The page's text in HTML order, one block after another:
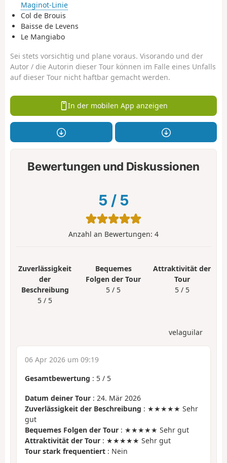
Maginot-Linie
Col de Brouis
Baisse de Levens
Le Mangiabo
Sei stets vorsichtig und plane voraus. Visorando und der
Autor / die Autorin dieser Tour können im Falle eines Unfalls
auf dieser Tour nicht haftbar gemacht werden.
In der mobilen App anzeigen
Bewertungen und Diskussionen
5 / 5
Anzahl an Bewertungen: 4
Zuverlässigkeit
der
Beschreibung
5 / 5
Bequemes
Folgen der Tour
5 / 5
Attraktivität der
Tour
5 / 5
velaguilar
06 Apr 2026 um 09:19
Gesamtbewertung : 5 / 5
Datum deiner Tour : 24. Mär 2026
Zuverlässigkeit der Beschreibung : ★★★★★ Sehr
gut
Bequemes Folgen der Tour : ★★★★★ Sehr gut
Attraktivität der Tour : ★★★★★ Sehr gut
Tour stark frequentiert : Nein